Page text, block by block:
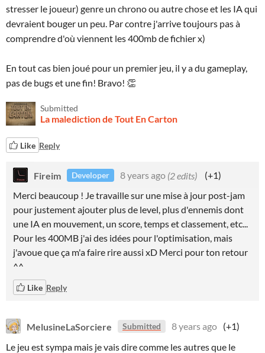
stresser le joueur) genre un chrono ou autre chose et les IA qui
devraient bouger un peu. Par contre j'arrive toujours pas à
comprendre d'où viennent les 400mb de fichier x)
En tout cas bien joué pour un premier jeu, il y a du gameplay,
pas de bugs et une fin! Bravo! 👏
Submitted
La malediction de Tout En Carton
Like Reply
Fireim Developer 8 years ago (2 edits)
(+1)
Merci beaucoup ! Je travaille sur une mise à jour post-jam
pour justement ajouter plus de level, plus d'ennemis dont
une IA en mouvement, un score, temps et classement, etc...
Pour les 400MB j'ai des idées pour l'optimisation, mais
j'avoue que ça m'a faire rire aussi xD Merci pour ton retour
^^
Like Reply
MelusineLaSorciere Submitted 8 years ago (+1)
Le jeu est sympa mais je vais dire comme les autres que le